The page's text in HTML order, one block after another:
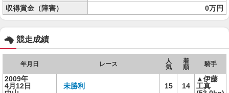
収得賞金（障害）
0万円
競走成績
年月日 レース
人
気
着
順
騎手
2009年
4月12日
未勝利 15 14
▲伊藤
工真